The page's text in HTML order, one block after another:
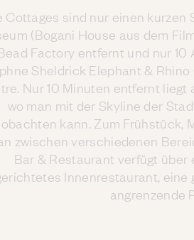
Cottages sind nur einen kurzen
(Bogani House aus dem
Factory entfernt und nur
Sheldrick Elephant &
Nur 10 Minuten entfernt
wo man mit der Skyline der
kann. Zum Frühstück,
zwischen verschiedenen
Bar & Restaurant verfügt über
Innenrestaurant, eine
angrenzende